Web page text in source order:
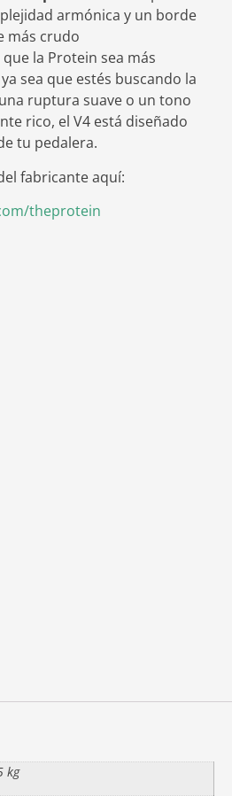
armónica y un borde
más crudo
la Protein sea más
sea que estés buscando la
ruptura suave o un tono
rico, el V4 está diseñado
tu pedalera.
fabricante aquí:
theprotein
kg